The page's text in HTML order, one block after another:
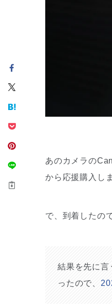
あのカメラの
から応援購入し
で、到着したの
結果を先に言
ったので、